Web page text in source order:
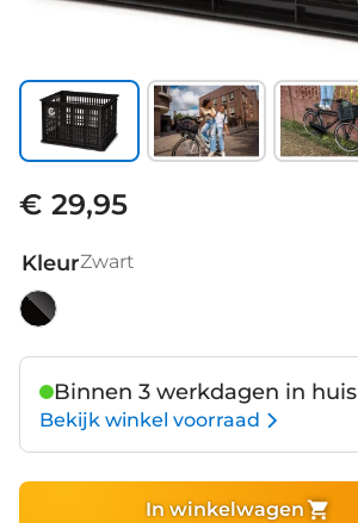
€ 29,95
KleurZwart
Binnen 3 werkdagen in huis
Bekijk winkel voorraad
In winkelwagen